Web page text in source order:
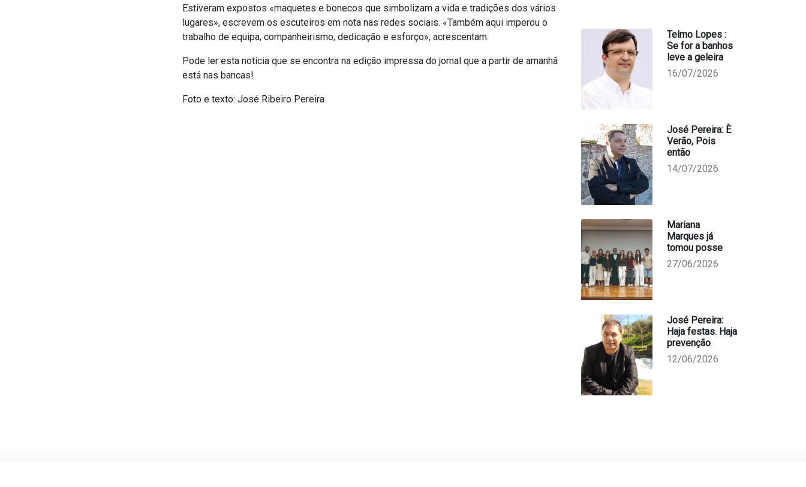
Estiveram expostos «maquetes e bonecos que simbolizam a vida e tradições dos vários
lugares», escrevem os escuteiros em nota nas redes sociais. «Também aqui imperou o
trabalho de equipa, companheirismo, dedicação e esforço», acrescentam.
Pode ler esta notícia que se encontra na edição impressa do jornal que a partir de amanhã
está nas bancas!
Foto e texto: José Ribeiro Pereira
Telmo Lopes :
Se for a banhos
leve a geleira
16/07/2026
José Pereira: È
Verão, Pois
então
14/07/2026
Mariana
Marques já
tomou posse
27/06/2026
José Pereira:
Haja festas. Haja
prevenção
12/06/2026